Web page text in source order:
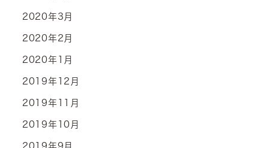
2020年3月
2020年2月
2020年1月
2019年12月
2019年11月
2019年10月
2019年9月